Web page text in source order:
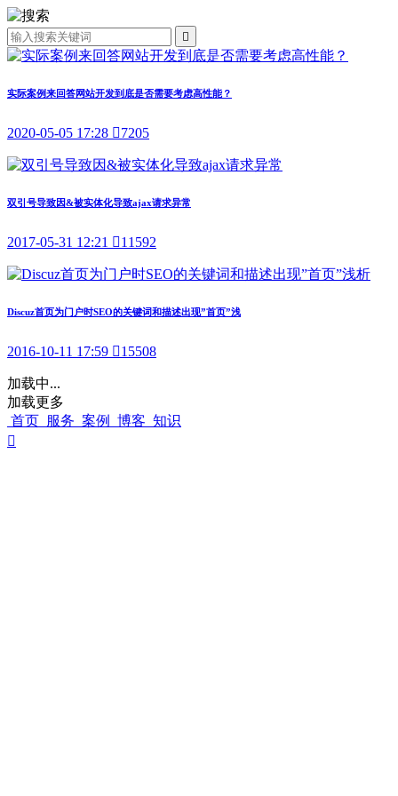

实际案例来回答网站开发到底是否需要考虑高性能？
2020-05-05 17:28 7205
双引号导致因&被实体化导致ajax请求异常
2017-05-31 12:21 11592
Discuz首页为门户时SEO的关键词和描述出现”首页”浅
2016-10-11 17:59 15508
加载中...
加载更多
首页 服务 案例 博客 知识
